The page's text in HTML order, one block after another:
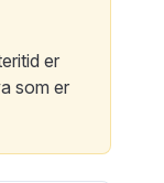
er
som er